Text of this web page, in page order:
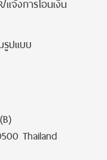
แจ้งการโอนเงิน
รูปแบบ
Thailand